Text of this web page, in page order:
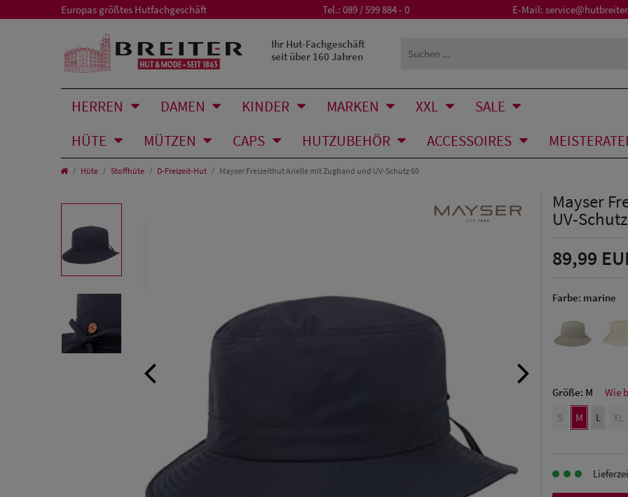
Europas größtes Hutfachgeschäft Tel.: 089 / 599 884 - 0 E-Mail:
Ihr Hut-Fachgeschäft
seit über 160 Jahren
HERREN DAMEN KINDER MARKEN XXL
SALE
HÜTE
MÜTZEN CAPS HUTZUBEHÖR ACCESSOIRES
Hüte Stoffhüte D-Freizeit-Hut Mayser Freizeithut Arielle mit Zugband und UV-Schutz 60
Mayser
UV-
89,99
Farbe: marine
Größe: M
Wie
S
M L XL